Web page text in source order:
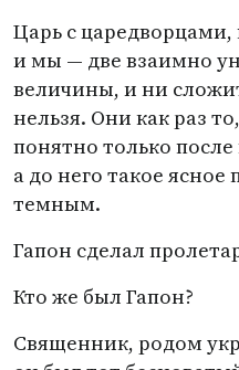
Царь с
и мы — две взаимно
величины, и ни
нельзя. Они как раз
понятно только
а до него такое
темным.
Гапон сделал
Кто же был Гапон?
Священник, родом